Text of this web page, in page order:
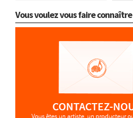
Vous voulez vous faire connaître